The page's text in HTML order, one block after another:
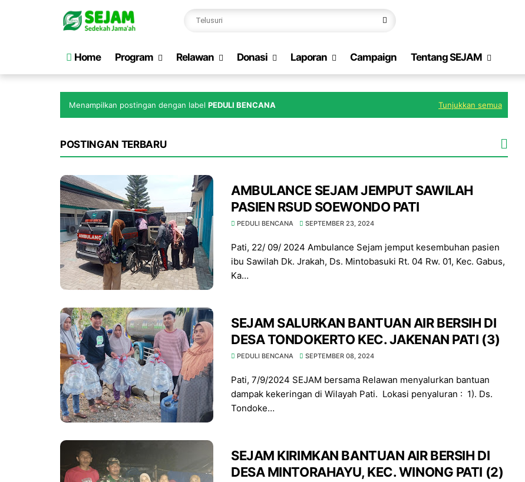
Home Program Relawan Donasi Laporan Campaign Tentang SEJAM
Menampilkan postingan dengan label PEDULI BENCANA Tunjukkan semua
POSTINGAN TERBARU
AMBULANCE SEJAM JEMPUT SAWILAH
PASIEN RSUD SOEWONDO PATI
PEDULI BENCANA SEPTEMBER 23, 2024
Pati, 22/ 09/ 2024 Ambulance Sejam jemput kesembuhan pasien
ibu Sawilah Dk. Jrakah, Ds. Mintobasuki Rt. 04 Rw. 01, Kec. Gabus,
Ka…
SEJAM SALURKAN BANTUAN AIR BERSIH DI
DESA TONDOKERTO KEC. JAKENAN PATI (3)
PEDULI BENCANA SEPTEMBER 08, 2024
Pati, 7/9/2024 SEJAM bersama Relawan menyalurkan bantuan
dampak kekeringan di Wilayah Pati. Lokasi penyaluran : 1). Ds.
Tondoke…
SEJAM KIRIMKAN BANTUAN AIR BERSIH DI
DESA MINTORAHAYU, KEC. WINONG PATI (2)